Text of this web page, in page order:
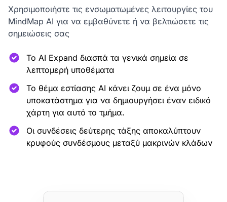
Χρησιμοποιήστε τις ενσωματωμένες λειτουργίες του
MindMap AI για να εμβαθύνετε ή να βελτιώσετε τις
σημειώσεις σας
Το AI Expand διασπά τα γενικά σημεία σε
λεπτομερή υποθέματα
Το θέμα εστίασης AI κάνει ζουμ σε ένα μόνο
υποκατάστημα για να δημιουργήσει έναν ειδικό
χάρτη για αυτό το τμήμα.
Οι συνδέσεις δεύτερης τάξης αποκαλύπτουν
κρυφούς συνδέσμους μεταξύ μακρινών κλάδων